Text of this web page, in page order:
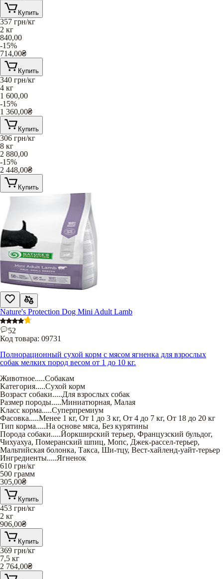
Купить
357 грн/кг
2 кг
840,00
-15%
714,00₴
Купить
340 грн/кг
4 кг
1 600,00
-15%
1 360,00₴
Купить
306 грн/кг
8 кг
2 880,00
-15%
2 448,00₴
Купить
Nature's Protection Dog Mini Adult Lamb
52
Код товара: 09731
Полнорационный сухой корм с мясом ягненка для взрослых
собак мелких пород весом от 1 до 10 кг.
Животное.....Собакам
Категория.....Сухой корм
Возраст собаки.....Для взрослых собак
Размер породы.....Миниатюрная, Малая
Класс корма.....Суперпремиум
Фасовка.....Менее 1 кг, От 1 до 3 кг, От 4 до 7 кг, От 18 до 20 кг
Тип корма.....На основе мяса, Без курятины
Порода собаки.....Йоркширский терьер, Французский бульдог,
Чихуахуа, Померанский шпиц, Мопс, Джек-рассел-терьер,
Мальтийская болонка, Такса, Ши-тцу, Вест-хайленд-уайт-терьер
Ингредиенты.....Ягненок
610 грн/кг
500 грамм
305,00₴
Купить
453 грн/кг
2 кг
906,00₴
Купить
369 грн/кг
7,5 кг
2 764,00₴